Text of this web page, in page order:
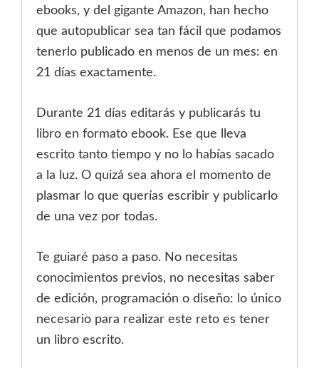
ebooks, y del gigante Amazon, han hecho
que autopublicar sea tan fácil que podamos
tenerlo publicado en menos de un mes: en
21 días exactamente.
Durante 21 días editarás y publicarás tu
libro en formato ebook. Ese que lleva
escrito tanto tiempo y no lo habías sacado
a la luz. O quizá sea ahora el momento de
plasmar lo que querías escribir y publicarlo
de una vez por todas.
Te guiaré paso a paso. No necesitas
conocimientos previos, no necesitas saber
de edición, programación o diseño: lo único
necesario para realizar este reto es tener
un libro escrito.